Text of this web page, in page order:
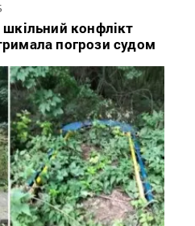
шкільний конфлікт
погрози судом